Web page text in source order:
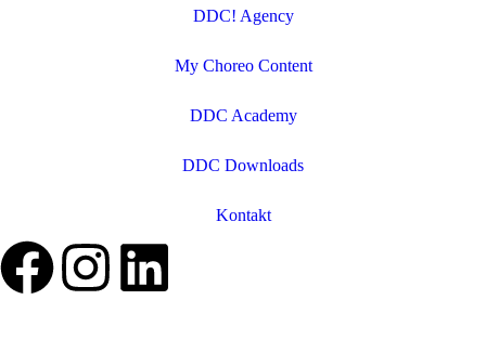
DDC! Agency
My Choreo Content
DDC Academy
DDC Downloads
Kontakt